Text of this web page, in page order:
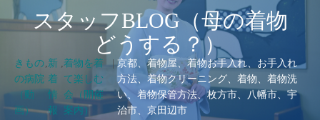
スタッフBLOG（母の着物
どうする？）
きもの
の病院
（動
画）
,新
着
情
報
,着物を着
て楽しむ
会（開催
案内）
|京都、着物屋、着物お手入れ、お手入れ
方法、着物クリーニング、着物、着物洗
い、着物保管方法、枚方市、八幡市、宇
治市、京田辺市